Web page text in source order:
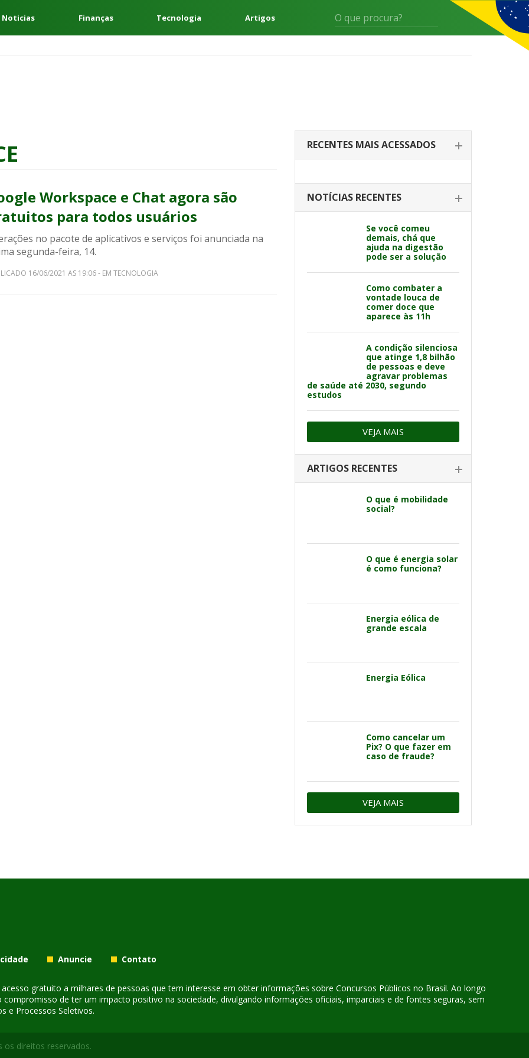
Finanças Tecnologia Artigos
Workspace e Chat agora são
para todos usuários
no pacote de aplicativos e serviços foi anunciada na
segunda-feira, 14.
16/06/2021 AS 19:06 - EM TECNOLOGIA
RECENTES MAIS ACESSADOS
NOTÍCIAS RECENTES
Se você comeu
demais, chá que
ajuda na digestão
pode ser a solução
Como combater a
vontade louca de
comer doce que
aparece às 11h
A condição silenciosa
que atinge 1,8 bilhão
de pessoas e deve
agravar problemas
de saúde até 2030, segundo
estudos
VEJA MAIS
ARTIGOS RECENTES
O que é mobilidade
social?
O que é energia solar
é como funciona?
Energia eólica de
grande escala
Energia Eólica
Como cancelar um
Pix? O que fazer em
caso de fraude?
VEJA MAIS
Anuncie Contato
gratuito a milhares de pessoas que tem interesse em obter informações sobre Concursos Públicos no Brasil. Ao longo
de ter um impacto positivo na sociedade, divulgando informações oficiais, imparciais e de fontes seguras, sem
e Processos Seletivos.
os direitos reservados.